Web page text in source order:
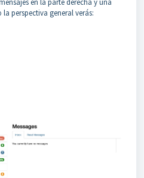
en la parte derecha y una
perspectiva general verás: